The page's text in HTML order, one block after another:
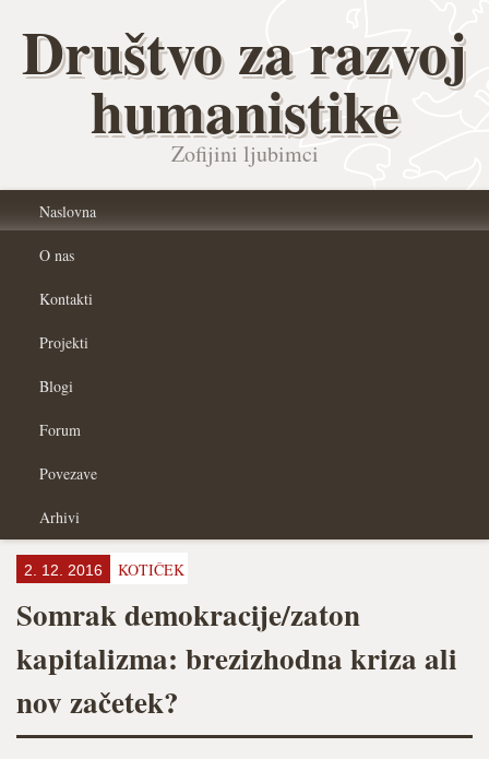
Društvo za razvoj
humanistike
Zofijini ljubimci
Naslovna
O nas
Kontakti
Projekti
Blogi
Forum
Povezave
Arhivi
2. 12. 2016 KOTIČEK
Somrak demokracije/zaton
kapitalizma: brezizhodna kriza ali
nov začetek?